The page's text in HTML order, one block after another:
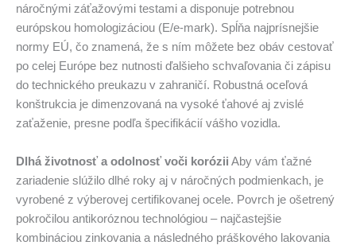
náročnými záťažovými testami a disponuje potrebnou
európskou homologizáciou (E/e-mark). Spĺňa najprísnejšie
normy EÚ, čo znamená, že s ním môžete bez obáv cestovať
po celej Európe bez nutnosti ďalšieho schvaľovania či zápisu
do technického preukazu v zahraničí. Robustná oceľová
konštrukcia je dimenzovaná na vysoké ťahové aj zvislé
zaťaženie, presne podľa špecifikácií vášho vozidla.
Dlhá životnosť a odolnosť voči korózii Aby vám ťažné
zariadenie slúžilo dlhé roky aj v náročných podmienkach, je
vyrobené z výberovej certifikovanej ocele. Povrch je ošetrený
pokročilou antikoróznou technológiou – najčastejšie
kombináciou zinkovania a následného práškového lakovania